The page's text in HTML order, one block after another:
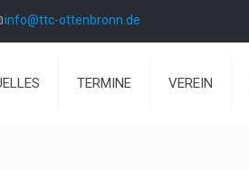
info@ttc-ottenbronn.de
TERMINE VEREIN